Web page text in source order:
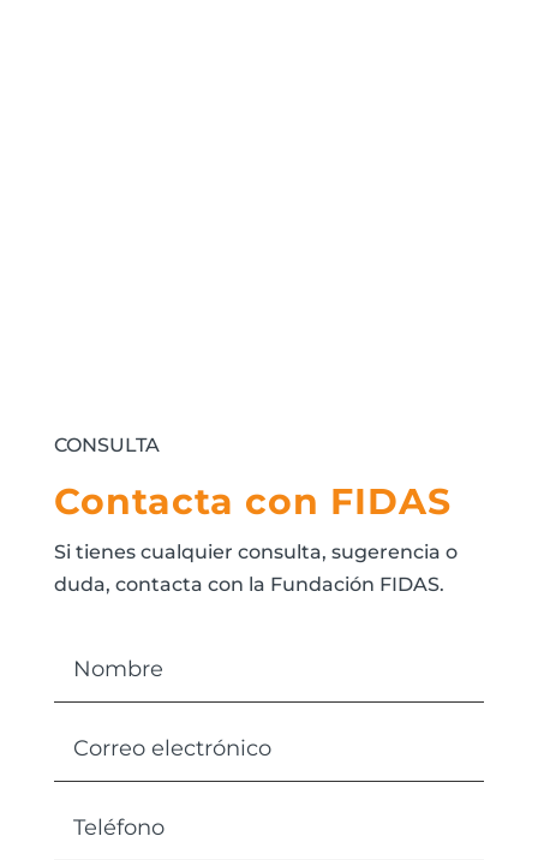
CONSULTA
Contacta con FIDAS
Si tienes cualquier consulta, sugerencia o
duda, contacta con la Fundación FIDAS.